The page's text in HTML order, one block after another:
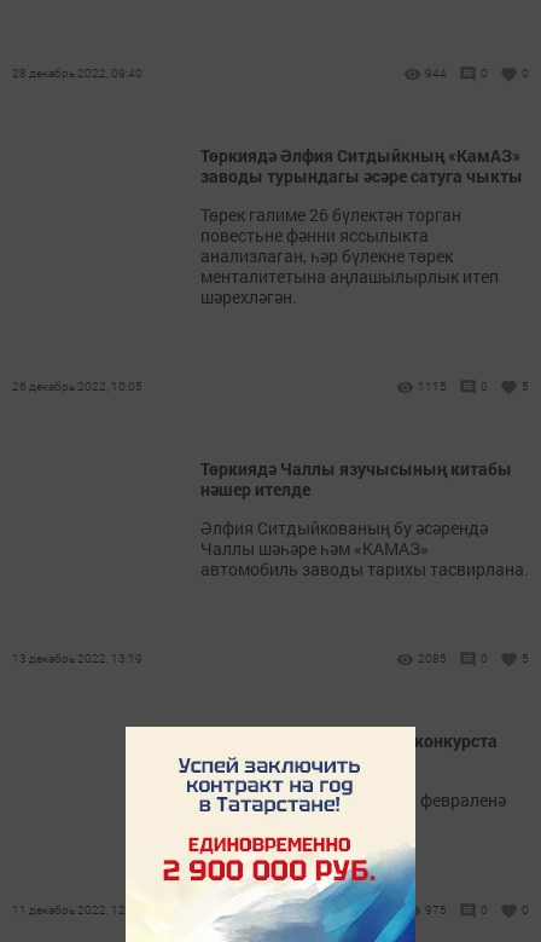
28 декабрь 2022, 09:40 944 0 0
Төркиядә Әлфия Ситдыйкның «КамАЗ»
заводы турындагы әсәре сатуга чыкты
Төрек галиме 26 бүлектән торган
повестьне фәнни яссылыкта
анализлаган, һәр бүлекне төрек
менталитетына аңлашылырлык итеп
шәрехләгән.
26 декабрь 2022, 10:05 1115 0 5
Төркиядә Чаллы язучысының китабы
нәшер ителде
Әлфия Ситдыйкованың бу әсәрендә
Чаллы шәһәре һәм «КАМАЗ»
автомобиль заводы тарихы тасвирлана.
13 декабрь 2022, 13:19 2085 0 5
«Мәйдан» журналы әдәби конкурста
катнашырга чакыра
Иҗат эшләре 2023 елның 1 февраленә
кадәр кабул ителә.
11 декабрь 2022, 12:00 975 0 0